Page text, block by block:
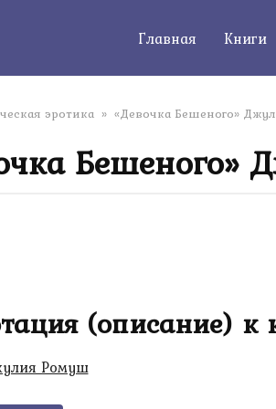
Главная Книги
эротика » «Девочка Бешеного»
Бешеного»
(описание) к
Ромуш